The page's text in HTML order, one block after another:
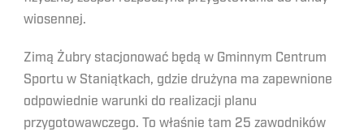
wiosennej.
Zimą Żubry stacjonować będą w Gminnym Centrum
Sportu w Staniątkach, gdzie drużyna ma zapewnione
odpowiednie warunki do realizacji planu
przygotowawczego. To właśnie tam 25 zawodników